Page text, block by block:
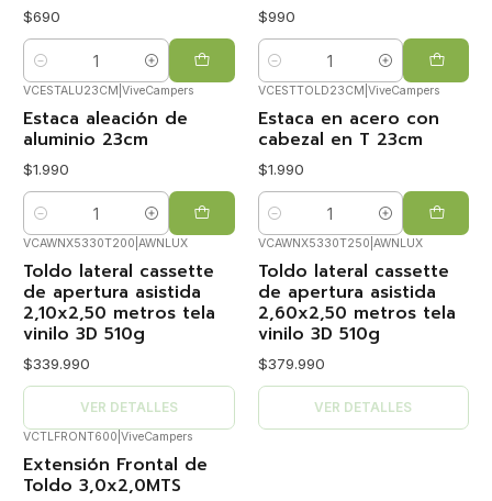
$690
Cantidad
$990
Cantidad
VCESTALU23CM ViveCampers
Estaca aleación de
aluminio 23cm
$1.990
Cantidad
VCESTTOLD23CM ViveCampers
Estaca en acero con
cabezal en T 23cm
$1.990
Cantidad
VCAWNX5330T200 AWNLUX
Toldo lateral cassette
de apertura asistida
2,10x2,50 metros tela
vinilo 3D 510g
$339.990
VER DETALLES
VCAWNX5330T250 AWNLUX
Toldo lateral cassette
de apertura asistida
2,60x2,50 metros tela
vinilo 3D 510g
$379.990
VER DETALLES
VCTLFRONT600 ViveCampers
Extensión Frontal de
Toldo 3,0x2,0MTS